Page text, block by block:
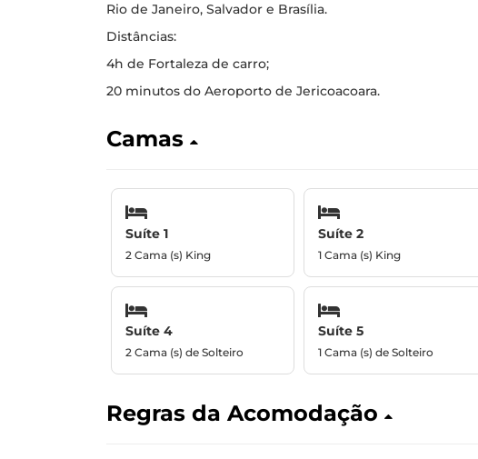
Rio de Janeiro, Salvador e Brasília.
Distâncias:
4h de Fortaleza de carro;
20 minutos do Aeroporto de Jericoacoara.
Camas
Suíte 1
2 Cama (s) King
Suíte 2
1 Cama (s) King
Suíte 4
2 Cama (s) de Solteiro
Suíte 5
1 Cama (s) de Solteiro
Regras da Acomodação